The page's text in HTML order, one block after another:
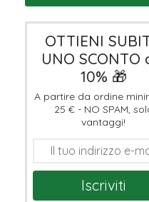
OTTIENI
UNO SCONTO
10% 🎁
A partire da ordine
25 € - NO SPAM,
vantaggi!
Iscriviti